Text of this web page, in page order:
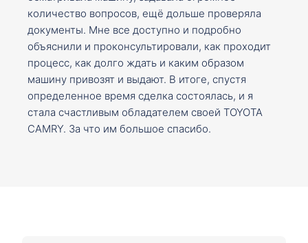
количество вопросов, ещё дольше проверяла
документы. Мне все доступно и подробно
объяснили и проконсультировали, как проходит
процесс, как долго ждать и каким образом
машину привозят и выдают. В итоге, спустя
определенное время сделка состоялась, и я
стала счастливым обладателем своей TOYOTA
CAMRY. За что им большое спасибо.